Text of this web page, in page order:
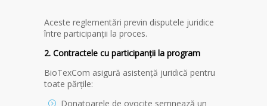
Aceste reglementări previn disputele juridice
între participanții la proces.
2. Contractele cu participanții la program
BioTexCom asigură asistență juridică pentru
toate părțile:
Donatoarele de ovocite semnează un